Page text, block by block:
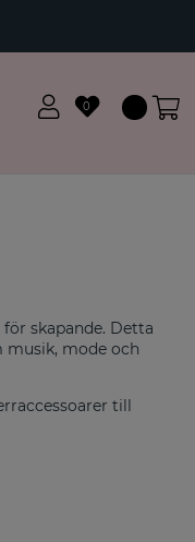
0
skapande. Detta
musik, mode och
till